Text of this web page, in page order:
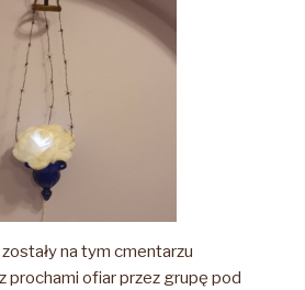
na tym cmentarzu
prochami ofiar przez grupę pod